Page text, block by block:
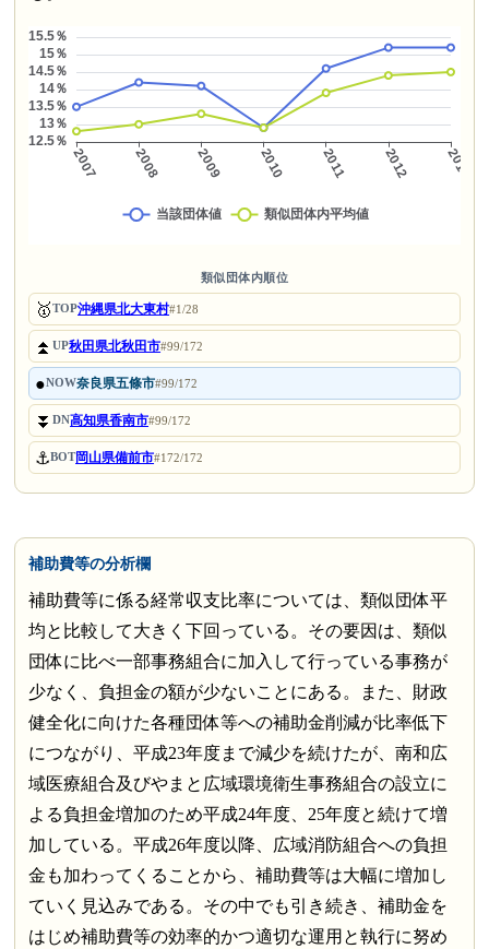
類似団体内順位
🥇TOP沖縄県北大東村#1/28
⏫UP秋田県北秋田市#99/172
●NOW奈良県五條市#99/172
⏬DN高知県香南市#99/172
⚓BOT岡山県備前市#172/172
補助費等の分析欄
補助費等に係る経常収支比率については、類似団体平
均と比較して大きく下回っている。その要因は、類似
団体に比べ一部事務組合に加入して行っている事務が
少なく、負担金の額が少ないことにある。また、財政
健全化に向けた各種団体等への補助金削減が比率低下
につながり、平成23年度まで減少を続けたが、南和広
域医療組合及びやまと広域環境衛生事務組合の設立に
よる負担金増加のため平成24年度、25年度と続けて増
加している。平成26年度以降、広域消防組合への負担
金も加わってくることから、補助費等は大幅に増加し
ていく見込みである。その中でも引き続き、補助金を
はじめ補助費等の効率的かつ適切な運用と執行に努め